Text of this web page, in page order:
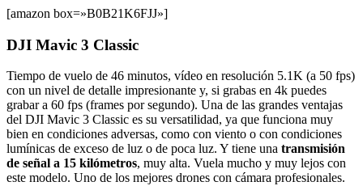
[amazon box=»B0B21K6FJJ»]
DJI Mavic 3 Classic
Tiempo de vuelo de 46 minutos, vídeo en resolución 5.1K (a 50 fps)
con un nivel de detalle impresionante y, si grabas en 4k puedes
grabar a 60 fps (frames por segundo). Una de las grandes ventajas
del DJI Mavic 3 Classic es su versatilidad, ya que funciona muy
bien en condiciones adversas, como con viento o con condiciones
lumínicas de exceso de luz o de poca luz. Y tiene una transmisión
de señal a 15 kilómetros, muy alta. Vuela mucho y muy lejos con
este modelo. Uno de los mejores drones con cámara profesionales.